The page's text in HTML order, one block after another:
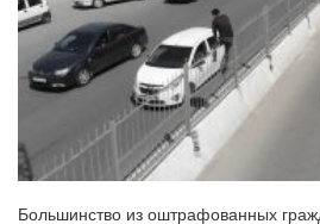
Большинство из оштрафованных